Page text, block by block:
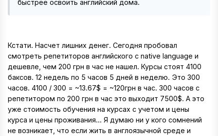
быстрее освоить английский дома.
Кстати. Насчет лишних денег. Сегодня пробовал
смотреть репетиторов английского с native language и
дешевле, чем 200 грн в час не нашел. Курсы стоят 4100
баксов. 12 недель по 5 часов 5 дней в неделю. Это 300
часов. 4100 / 300 = ~13.67$ = ~120грн в час. 300 часов с
репетитором по 200 грн в час это выходит 7500$. А это
уже стоимость обучения на курсах с учетом и цены
курса и цены проживания... Я думаю ни у кого сомнений
не возникает, что если жить в англоязычной среде и